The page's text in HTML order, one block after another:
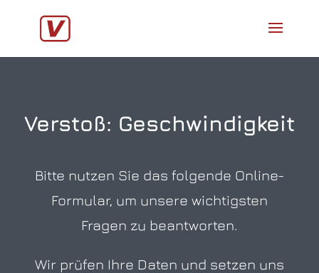
Verstoß: Geschwindigkeit
Bitte nutzen Sie das folgende Online-
Formular, um unsere wichtigsten
Fragen zu beantworten.
Wir prüfen Ihre Daten und setzen uns